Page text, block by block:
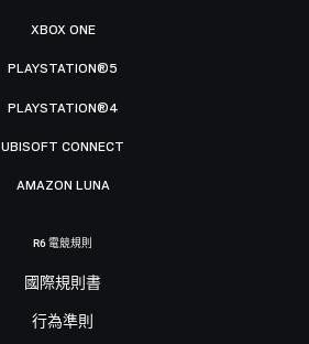
XBOX ONE
PLAYSTATION®5
PLAYSTATION®4
UBISOFT CONNECT
AMAZON LUNA
R6 電競規則
國際規則書
行為準則